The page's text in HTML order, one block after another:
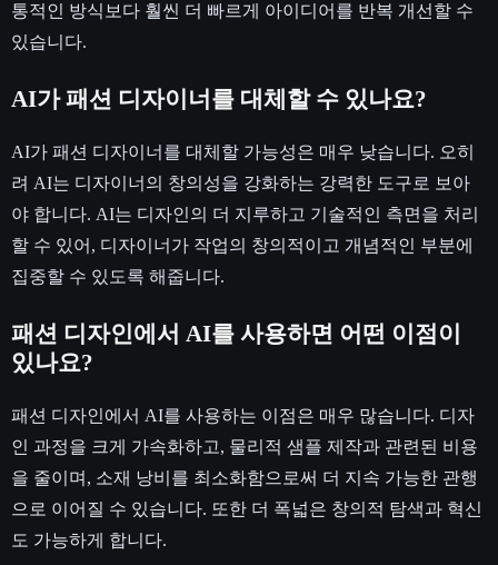
통적인 방식보다 훨씬 더 빠르게 아이디어를 반복 개선할 수
있습니다.
AI가 패션 디자이너를 대체할 수 있나요?
AI가 패션 디자이너를 대체할 가능성은 매우 낮습니다. 오히
려 AI는 디자이너의 창의성을 강화하는 강력한 도구로 보아
야 합니다. AI는 디자인의 더 지루하고 기술적인 측면을 처리
할 수 있어, 디자이너가 작업의 창의적이고 개념적인 부분에
집중할 수 있도록 해줍니다.
패션 디자인에서 AI를 사용하면 어떤 이점이
있나요?
패션 디자인에서 AI를 사용하는 이점은 매우 많습니다. 디자
인 과정을 크게 가속화하고, 물리적 샘플 제작과 관련된 비용
을 줄이며, 소재 낭비를 최소화함으로써 더 지속 가능한 관행
으로 이어질 수 있습니다. 또한 더 폭넓은 창의적 탐색과 혁신
도 가능하게 합니다.